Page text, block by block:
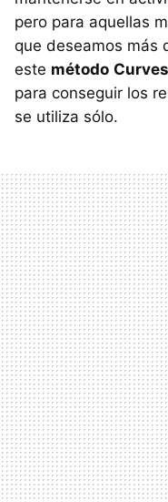
pero para aquellas
que deseamos más
este método Curves
para conseguir los
se utiliza sólo.